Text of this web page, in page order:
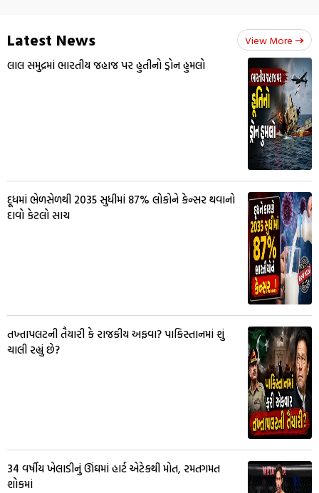
Latest News View More
લાલ સમુદ્રમાં ભારતીય જહાજ પર હુતીનો ડ્રોન હુમલો
દૂધમાં ભેળસેળથી 2035 સુધીમાં 87% લોકોને કેન્સર થવાનો
દાવો કેટલો સાચ
તખ્તાપલટની તૈયારી કે રાજકીય અફવા? પાકિસ્તાનમાં શું
ચાલી રહ્યું છે?
34 વર્ષીય ખેલાડીનું ઊંઘમાં હાર્ટ એટેકથી મોત, રમતગમત
શોકમાં